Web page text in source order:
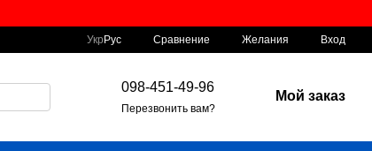
Укр Рус Сравнение Желания Вход
098-451-49-96
Перезвонить вам?
Мой заказ